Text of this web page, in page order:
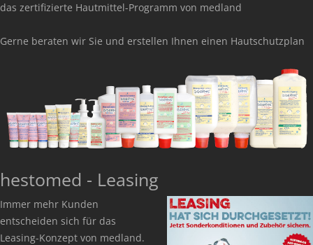
das zertifizierte Hautmittel-Programm von medland
Gerne beraten wir Sie und erstellen Ihnen einen Hautschutzplan
hestomed - Leasing
Immer mehr Kunden
entscheiden sich für das
Leasing-Konzept von medland.